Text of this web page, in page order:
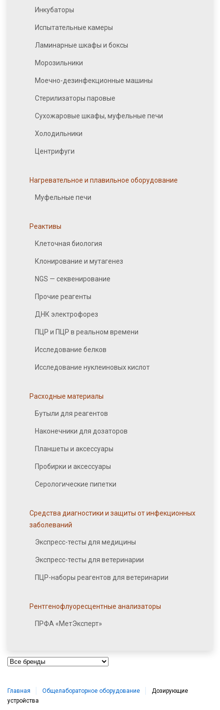
Инкубаторы
Испытательные камеры
Ламинарные шкафы и боксы
Морозильники
Моечно-дезинфекционные машины
Стерилизаторы паровые
Сухожаровые шкафы, муфельные печи
Холодильники
Центрифуги
Нагревательное и плавильное оборудование
Муфельные печи
Реактивы
Клеточная биология
Клонирование и мутагенез
NGS — секвенирование
Прочие реагенты
ДНК электрофорез
ПЦР и ПЦР в реальном времени
Исследование белков
Исследование нуклеиновых кислот
Расходные материалы
Бутыли для реагентов
Наконечники для дозаторов
Планшеты и аксессуары
Пробирки и аксессуары
Серологические пипетки
Средства диагностики и защиты от инфекционных
заболеваний
Экспресс-тесты для медицины
Экспресс-тесты для ветеринарии
ПЦР-наборы реагентов для ветеринарии
Рентгенофлуоресцентные анализаторы
ПРФА «МетЭксперт»
Главная Общелабораторное оборудование
Дозирующие
устройства